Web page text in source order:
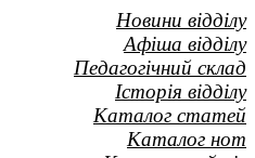
Новини відділу
Афіша відділу
Педагогічний склад
Історія відділу
Каталог статей
Каталог нот